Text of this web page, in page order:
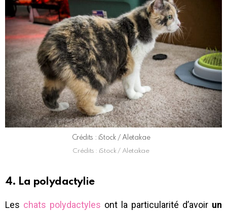
Crédits : iStock / Aletakae
Crédits : iStock / Aletakae
4. La polydactylie
Les chats polydactyles ont la particularité d’avoir un